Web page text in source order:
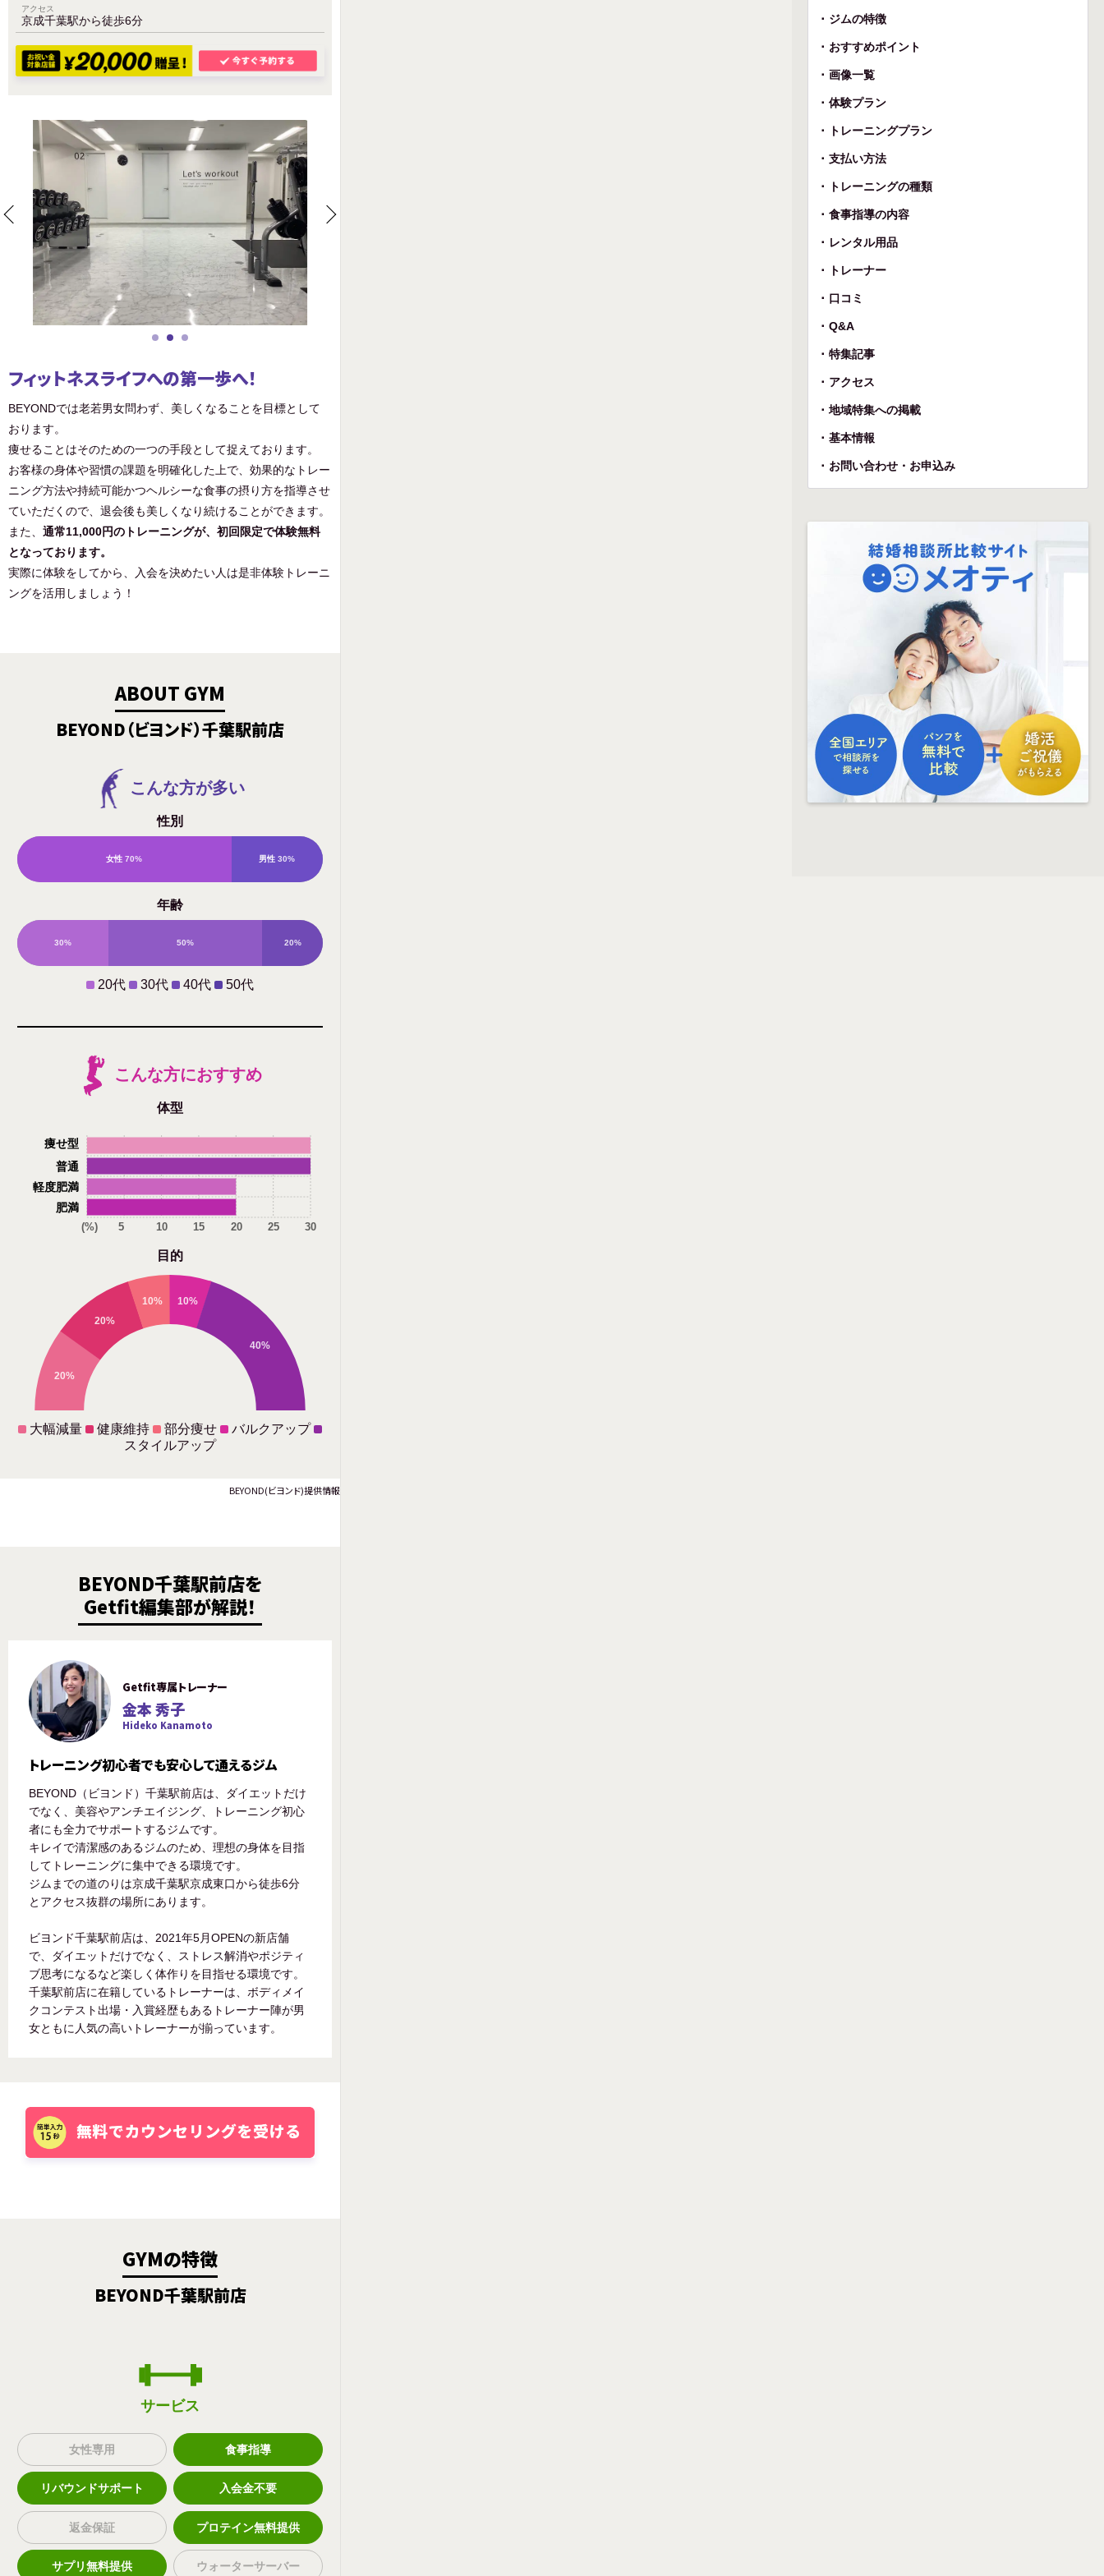
アクセス
京成千葉駅から徒歩6分
フィットネスライフへの第一歩へ！
BEYONDでは老若男女問わず、美しくなることを目標として
おります。
痩せることはそのための一つの手段として捉えております。
お客様の身体や習慣の課題を明確化した上で、効果的なトレー
ニング方法や持続可能かつヘルシーな食事の摂り方を指導させ
ていただくので、退会後も美しくなり続けることができます。
また、通常11,000円のトレーニングが、初回限定で体験無料
となっております。
実際に体験をしてから、入会を決めたい人は是非体験トレーニ
ングを活用しましょう！
ABOUT GYM
BEYOND（ビヨンド）千葉駅前店
こんな方が多い
性別
女性 70% 男性 30%
年齢
30% 50% 20%
20代 30代 40代 50代
こんな方におすすめ
体型
肥満
軽度肥満
普通
痩せ型
(%) 5 10 15 20 25 30
目的
20%
20%
10% 10%
40%
大幅減量 健康維持 部分痩せ
バルクアップ
スタイルアップ
BEYOND(ビヨンド)提供情報
BEYOND千葉駅前店を
Getfit編集部が解説！
Getfit専属トレーナー
金本 秀子
Hideko Kanamoto
トレーニング初心者でも安心して通えるジム
BEYOND（ビヨンド）千葉駅前店は、ダイエットだけ
でなく、美容やアンチエイジング、トレーニング初心
者にも全力でサポートするジムです。
キレイで清潔感のあるジムのため、理想の身体を目指
してトレーニングに集中できる環境です。
ジムまでの道のりは京成千葉駅京成東口から徒歩6分
とアクセス抜群の場所にあります。
ビヨンド千葉駅前店は、2021年5月OPENの新店舗
で、ダイエットだけでなく、ストレス解消やポジティ
ブ思考になるなど楽しく体作りを目指せる環境です。
千葉駅前店に在籍しているトレーナーは、ボディメイ
クコンテスト出場・入賞経歴もあるトレーナー陣が男
女ともに人気の高いトレーナーが揃っています。
GYMの特徴
BEYOND千葉駅前店
サービス
女性専用 食事指導
リバウンドサポート 入会金不要
返金保証 プロテイン無料提供
サプリ無料提供 ウォーターサーバー
ジムの特徴
おすすめポイント
画像一覧
体験プラン
トレーニングプラン
支払い方法
トレーニングの種類
食事指導の内容
レンタル用品
トレーナー
口コミ
Q&A
特集記事
アクセス
地域特集への掲載
基本情報
お問い合わせ・お申込み